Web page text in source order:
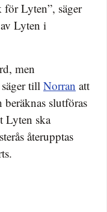
för Lyten”, säger
Lyten i
men
till Norran att
slutföras
Lyten ska
återupptas